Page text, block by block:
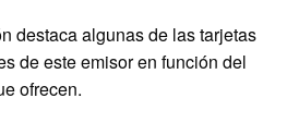
destaca algunas de las tarjetas
de este emisor en función del
ofrecen.